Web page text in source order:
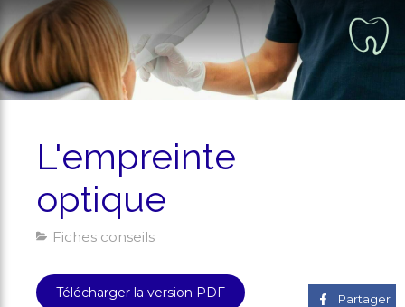
L'empreinte
optique
Fiches conseils
Télécharger la version PDF Partager